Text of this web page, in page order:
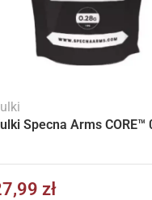
Specna Arms CORE™
zł